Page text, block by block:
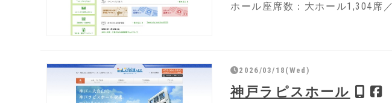
ホール座席数：大ホール1,304席
2026/03/18(Wed)
神戸ラピスホール